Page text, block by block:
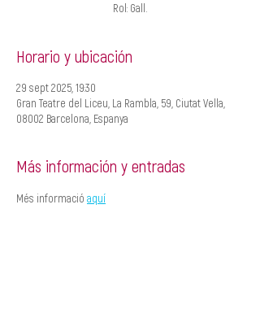
Rol: Gall.
Horario y ubicación
29 sept 2025, 19:30
Gran Teatre del Liceu, La Rambla, 59, Ciutat Vella,
08002 Barcelona, Espanya
Más información y entradas
Més informació aquí